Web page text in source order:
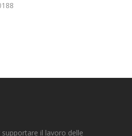
il lavoro delle